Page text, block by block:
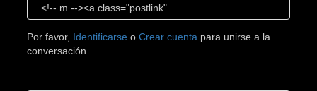
<!-- m --><a class="postlink"...
Por favor, Identificarse oCrear cuenta para unirse a la
conversación.